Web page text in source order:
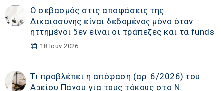
Ο σεβασμός στις αποφάσεις της
Δικαιοσύνης είναι δεδομένος μόνο όταν
ηττημένοι δεν είναι οι τράπεζες και τα funds
18 Ιουν 2026
Τι προβλέπει η απόφαση (αρ. 6/2026) του
Αρείου Πάγου για τους τόκους στο Ν.